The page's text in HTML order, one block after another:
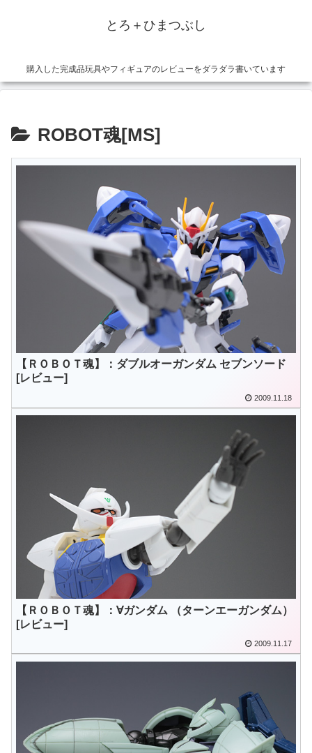
とろ＋ひまつぶし
購入した完成品玩具やフィギュアのレビューをダラダラ書いています
ROBOT魂[MS]
【ＲＯＢＯＴ魂】：ダブルオーガンダム セブンソード
[レビュー]
2009.11.18
【ＲＯＢＯＴ魂】：∀ガンダム （ターンエーガンダム）
[レビュー]
2009.11.17